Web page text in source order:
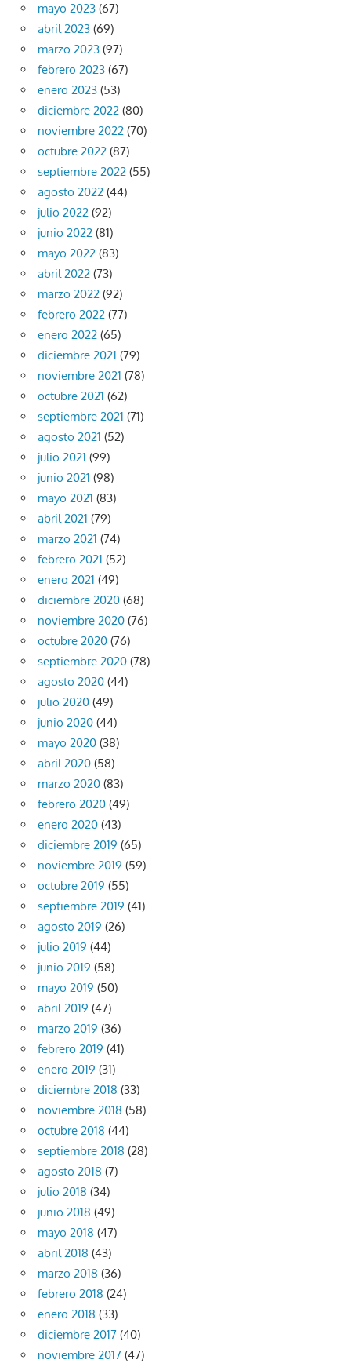
mayo 2023 (67)
abril 2023 (69)
marzo 2023 (97)
febrero 2023 (67)
enero 2023 (53)
diciembre 2022 (80)
noviembre 2022 (70)
octubre 2022 (87)
septiembre 2022 (55)
agosto 2022 (44)
julio 2022 (92)
junio 2022 (81)
mayo 2022 (83)
abril 2022 (73)
marzo 2022 (92)
febrero 2022 (77)
enero 2022 (65)
diciembre 2021 (79)
noviembre 2021 (78)
octubre 2021 (62)
septiembre 2021 (71)
agosto 2021 (52)
julio 2021 (99)
junio 2021 (98)
mayo 2021 (83)
abril 2021 (79)
marzo 2021 (74)
febrero 2021 (52)
enero 2021 (49)
diciembre 2020 (68)
noviembre 2020 (76)
octubre 2020 (76)
septiembre 2020 (78)
agosto 2020 (44)
julio 2020 (49)
junio 2020 (44)
mayo 2020 (38)
abril 2020 (58)
marzo 2020 (83)
febrero 2020 (49)
enero 2020 (43)
diciembre 2019 (65)
noviembre 2019 (59)
octubre 2019 (55)
septiembre 2019 (41)
agosto 2019 (26)
julio 2019 (44)
junio 2019 (58)
mayo 2019 (50)
abril 2019 (47)
marzo 2019 (36)
febrero 2019 (41)
enero 2019 (31)
diciembre 2018 (33)
noviembre 2018 (58)
octubre 2018 (44)
septiembre 2018 (28)
agosto 2018 (7)
julio 2018 (34)
junio 2018 (49)
mayo 2018 (47)
abril 2018 (43)
marzo 2018 (36)
febrero 2018 (24)
enero 2018 (33)
diciembre 2017 (40)
noviembre 2017 (47)